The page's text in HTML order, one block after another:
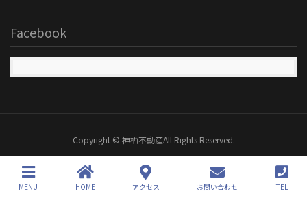
Facebook
Copyright © 神栖不動産All Rights Reserved.
MENU HOME アクセス お問い合わせ TEL